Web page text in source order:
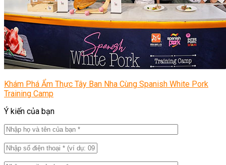
Khám Phá Ẩm Thực Tây Ban Nha Cùng Spanish White Pork
Training Camp
Ý kiến của bạn